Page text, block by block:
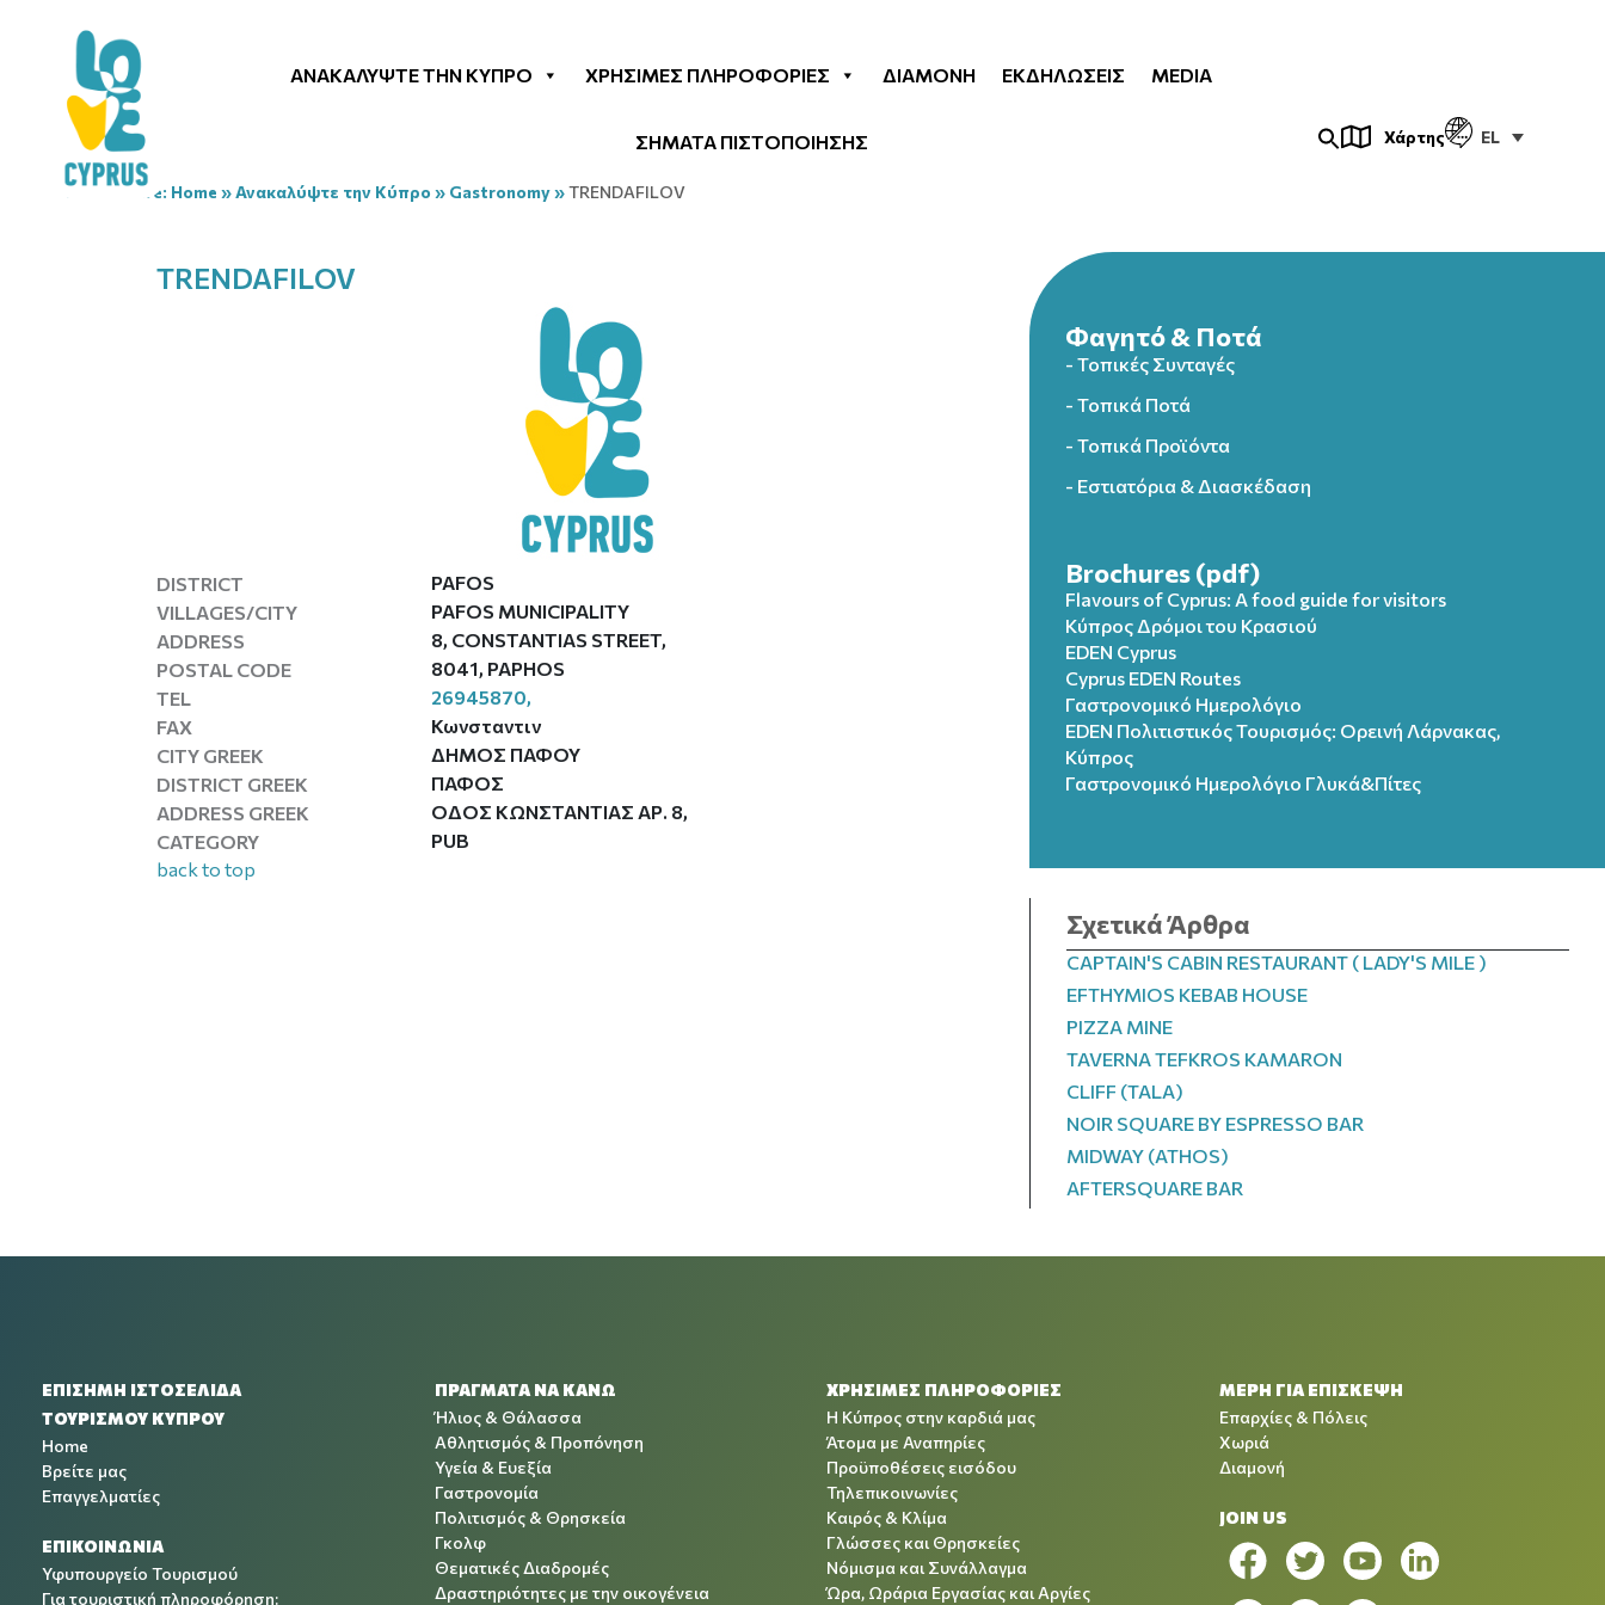
ΑΝΑΚΑΛΎΨΤΕ ΤΗΝ ΚΎΠΡΟ ΧΡΉΣΙΜΕΣ ΠΛΗΡΟΦΟΡΊΕΣ ΔΙΑΜΟΝΉ ΕΚΔΗΛΏΣΕΙΣ MEDIA
ΣΗΜΑΤΑ ΠΙΣΤΟΠΟΙΗΣΗΣ Χάρτης EL
You are here: Home »Ανακαλύψτε την Κύπρο » Gastronomy»TRENDAFILOV
TRENDAFILOV
DISTRICT
PAFOS
VILLAGES/CITY
PAFOS MUNICIPALITY
ADDRESS
8, CONSTANTIAS STREET,
POSTAL CODE
8041, PAPHOS
TEL
26945870,
FAX
Κωνσταντιν
CITY GREEK
ΔΗΜΟΣ ΠΑΦΟΥ
DISTRICT GREEK
ΠΑΦΟΣ
ADDRESS GREEK
ΟΔΟΣ ΚΩΝΣΤΑΝΤΙΑΣ ΑΡ. 8,
CATEGORY
PUB
back to top
Φαγητό & Ποτά
- Τοπικές Συνταγές
- Τοπικά Ποτά
- Τοπικά Προϊόντα
- Εστιατόρια & Διασκέδαση
Brochures (pdf)
Flavours of Cyprus: A food guide for visitors
Κύπρος Δρόμοι του Κρασιού
EDEN Cyprus
Cyprus EDEN Routes
Γαστρονομικό Ημερολόγιο
EDEN Πολιτιστικός Τουρισμός: Ορεινή Λάρνακας,
Κύπρος
Γαστρονομικό Ημερολόγιo Γλυκά&Πίτες
Σχετικά Άρθρα
CAPTAIN'S CABIN RESTAURANT ( LADY'S MILE )
EFTHYMIOS KEBAB HOUSE
PIZZA MINE
TAVERNA TEFKROS KAMARON
CLIFF (TALA)
NOIR SQUARE BY ESPRESSO BAR
MIDWAY (ATHOS)
AFTERSQUARE BAR
ΕΠΙΣΗΜΗ ΙΣΤΟΣΕΛΙΔΑ
ΤΟΥΡΙΣΜΟΥ ΚΥΠΡΟΥ
Home
Βρείτε μας
Επαγγελματίες
ΕΠΙΚΟΙΝΩΝΙΑ
Υφυπουργείο Τουρισμού
Για τουριστική πληροφόρηση:
ΠΡΑΓΜΑΤΑ ΝΑ ΚΑΝΩ
Ήλιος & Θάλασσα
Αθλητισμός & Προπόνηση
Υγεία & Ευεξία
Γαστρονομία
Πολιτισμός & Θρησκεία
Γκολφ
Θεματικές Διαδρομές
Δραστηριότητες με την οικογένεια
ΧΡΉΣΙΜΕΣ ΠΛΗΡΟΦΟΡΊΕΣ
Η Κύπρος στην καρδιά μας
Άτομα με Αναπηρίες
Προϋποθέσεις εισόδου
Τηλεπικοινωνίες
Καιρός & Κλίμα
Γλώσσες και Θρησκείες
Νόμισμα και Συνάλλαγμα
Ώρα, Ωράρια Εργασίας και Αργίες
ΜΕΡΗ ΓΙΑ ΕΠΙΣΚΕΨΗ
Επαρχίες & Πόλεις
Χωριά
Διαμονή
JOIN US